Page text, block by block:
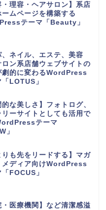
・理容・ヘアサロン】系店
ームページを構築する
テーマ「Beauty」
、ネイル、エステ、美容
ロン系店舗ウェブサイトの
劇的に変わるWordPress
LOTUS」
的な美しさ】フォトログ、
リーサイトとしても活用で
テーマ
」
りも先をリードする】マガ
メディア向けWordPress
FOCUS」
・医療機関】など清潔感溢